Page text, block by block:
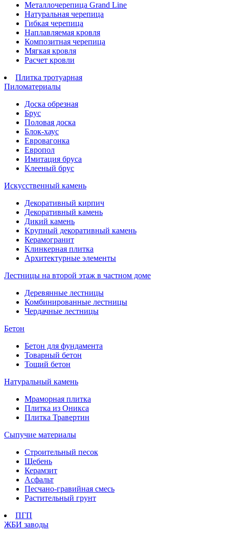
Металлочерепица Grand Line
Натуральная черепица
Гибкая черепица
Наплавляемая кровля
Композитная черепица
Мягкая кровля
Расчет кровли
Плитка тротуарная
Пиломатериалы
Доска обрезная
Брус
Половая доска
Блок-хаус
Евровагонка
Европол
Имитация бруса
Клееный брус
Искусственный камень
Декоративный кирпич
Декоративный камень
Дикий камень
Крупный декоративный камень
Керамогранит
Клинкерная плитка
Архитектурные элементы
Лестницы на второй этаж в частном доме
Деревянные лестницы
Комбинированные лестницы
Чердачные лестницы
Бетон
Бетон для фундамента
Товарный бетон
Тощий бетон
Натуральный камень
Мраморная плитка
Плитка из Оникса
Плитка Травертин
Сыпучие материалы
Строительный песок
Щебень
Керамзит
Асфальт
Песчано-гравийная смесь
Растительный грунт
ПГП
ЖБИ заводы